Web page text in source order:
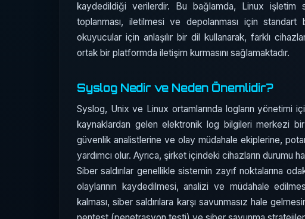
kaydedildiği verilerdir. Bu bağlamda, Linux işletim
toplanması, iletilmesi ve depolanması için
okuyucular için anlaşılır bir dil kullanarak, farklı
ortak bir platformda iletişim kurmasını sağlamaktadır.
Syslog Nedir ve Neden Önemlidir?
Syslog, Unix ve Linux ortamlarında logların yönetimi
kaynaklardan gelen elektronik log bilgileri merkezi
güvenlik analistlerine ve olay müdahale ekiplerine,
yardımcı olur. Ayrıca, şirket içindeki cihazların durumu
Siber saldırılar genellikle sistemin zayıf noktalarına
olaylarının kaydedilmesi, analizi ve müdahale
kalması, siber saldırılara karşı savunmasız hale